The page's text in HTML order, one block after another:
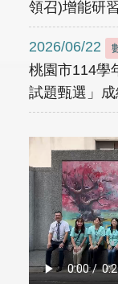
領召)增能研
2026/06/22
桃園市114學
試題甄選」